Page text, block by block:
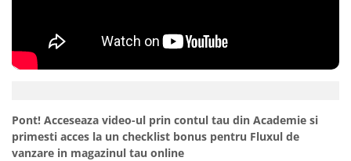
Pont! Acceseaza video-ul prin contul tau din Academie si
primesti acces la un checklist bonus pentru Fluxul de
vanzare in magazinul tau online